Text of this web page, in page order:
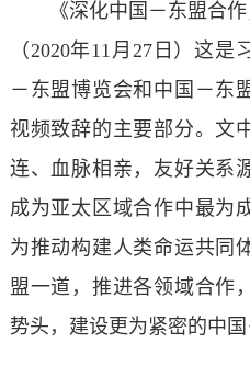
《深化中国－东盟合
（2020年11月27日）这
－东盟博览会和中国－东
视频致辞的主要部分。文
连、血脉相亲，友好关系
成为亚太区域合作中最为
为推动构建人类命运共同
盟一道，推进各领域合作
势头，建设更为紧密的中国